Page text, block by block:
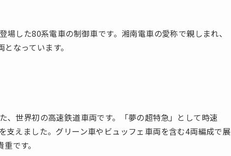
した80系電車の制御車です。湘南電車の愛称で親しまれ、
なっています。
、世界初の高速鉄道車両です。「夢の超特急」として時速
支えました。グリーン車やビュッフェ車両を含む4両編成で展
です。